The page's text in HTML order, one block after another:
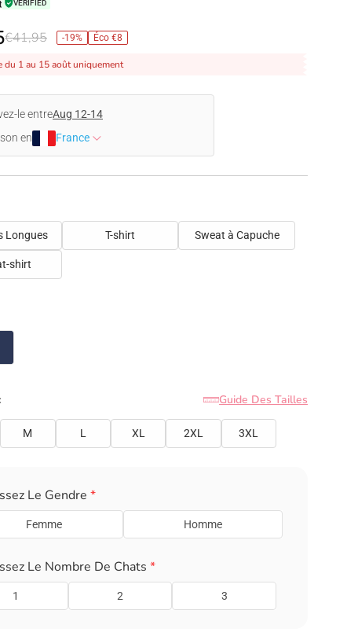
VERIFIED
€41,95 -19% Éco €8
du 1 au 15 août uniquement
le entreAug 12-14
en
France
Longues T-shirt Sweat à Capuche
shirt
Guide Des Tailles
M L XL 2XL 3XL
Le Gendre *
Femme Homme
Le Nombre De Chats *
1 2 3